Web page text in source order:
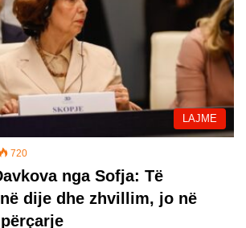
LAJME
720
nga Sofja: Të
dije dhe zhvillim, jo ​​në